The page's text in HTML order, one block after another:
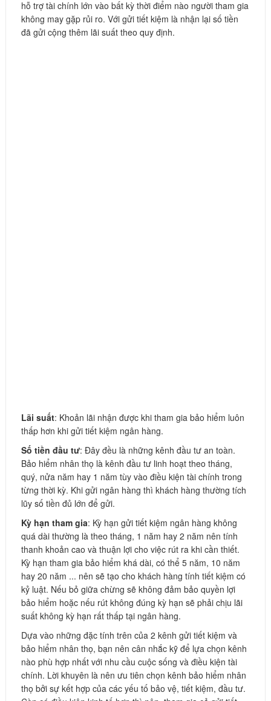
hỗ trợ tài chính lớn vào bất kỳ thời điểm nào người tham gia
không may gặp rủi ro. Với gửi tiết kiệm là nhận lại số tiền
đã gửi cộng thêm lãi suất theo quy định.
Lãi suất: Khoản lãi nhận được khi tham gia bảo hiểm luôn
thấp hơn khi gửi tiết kiệm ngân hàng.
Số tiền đầu tư: Đây đều là những kênh đầu tư an toàn.
Bảo hiểm nhân thọ là kênh đầu tư linh hoạt theo tháng,
quý, nửa năm hay 1 năm tùy vào điều kiện tài chính trong
từng thời kỳ. Khi gửi ngân hàng thì khách hàng thường tích
lũy số tiền đủ lớn để gửi.
Kỳ hạn tham gia: Kỳ hạn gửi tiết kiệm ngân hàng không
quá dài thường là theo tháng, 1 năm hay 2 năm nên tính
thanh khoản cao và thuận lợi cho việc rút ra khi cần thiết.
Kỳ hạn tham gia bảo hiểm khá dài, có thể 5 năm, 10 năm
hay 20 năm ... nên sẽ tạo cho khách hàng tính tiết kiệm có
kỷ luật. Nếu bỏ giữa chừng sẽ không đảm bảo quyền lợi
bảo hiểm hoặc nếu rút không đúng kỳ hạn sẽ phải chịu lãi
suất không kỳ hạn rất thấp tại ngân hàng.
Dựa vào những đặc tính trên của 2 kênh gửi tiết kiệm và
bảo hiểm nhân thọ, bạn nên cân nhắc kỹ để lựa chọn kênh
nào phù hợp nhất với nhu cầu cuộc sống và điều kiện tài
chính. Lời khuyên là nên ưu tiên chọn kênh bảo hiểm nhân
thọ bởi sự kết hợp của các yếu tố bảo vệ, tiết kiệm, đầu tư.